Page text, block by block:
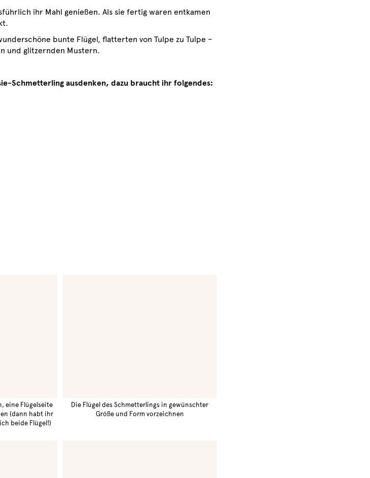
ihr Mahl genießen. Als sie fertig waren entkamen
bunte Flügel, flatterten von Tulpe zu Tulpe –
und glitzernden Mustern.
Schmetterling ausdenken, dazu braucht ihr folgendes:
eine Flügelseite
(dann habt ihr
beide Flügel!)
Die Flügel des Schmetterlings in gewünschter
Größe und Form vorzeichnen